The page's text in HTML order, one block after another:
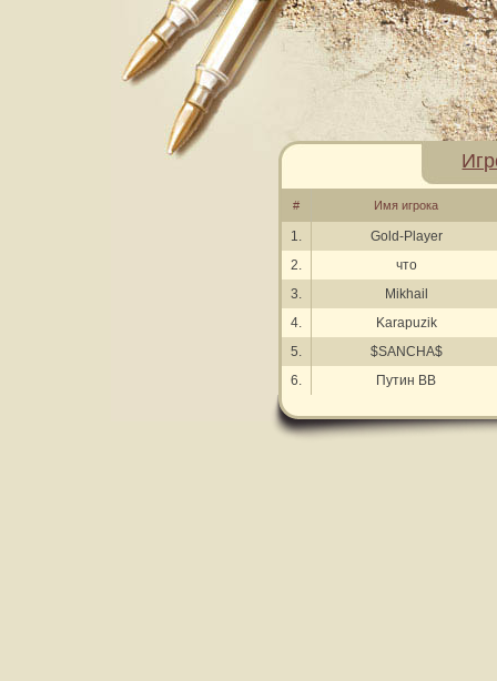
# Имя игрока
1.
Gold-Player
2.
что
3.
Mikhail
4.
Karapuzik
5.
$SANCHA$
6.
Путин ВВ